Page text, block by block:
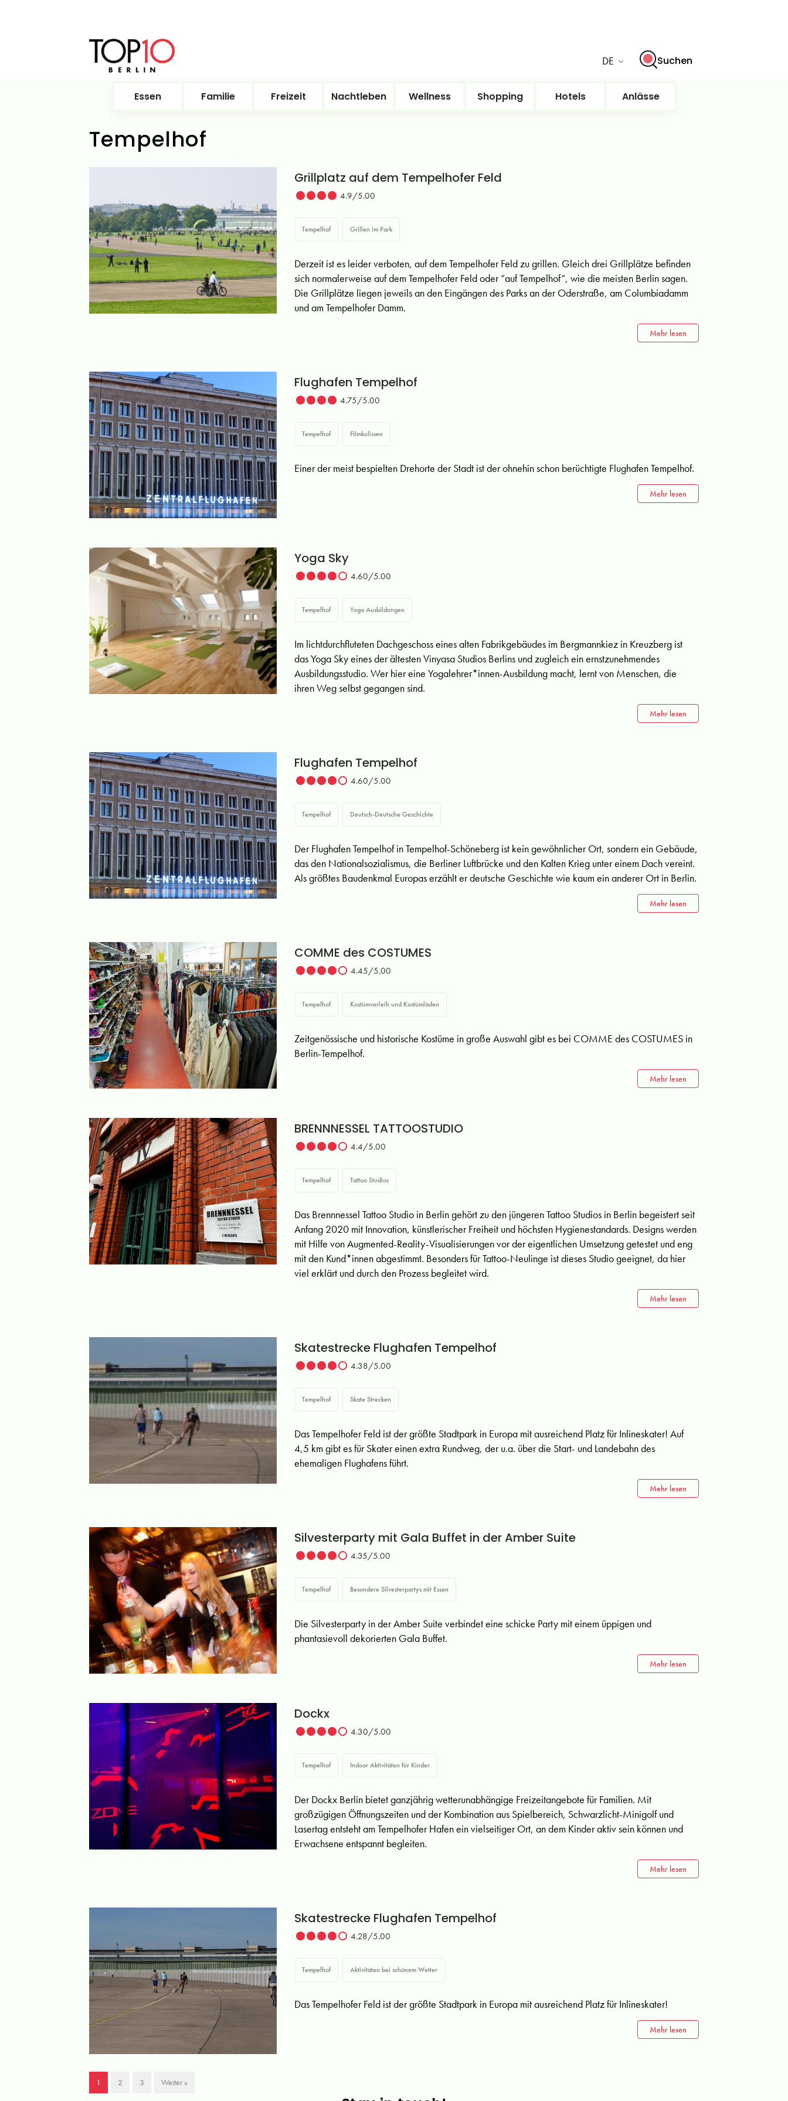
DE Suchen
Essen Familie Freizeit Nachtleben Wellness Shopping Hotels Anlässe
Tempelhof
Grillplatz auf dem Tempelhofer Feld
4.9/5.00
Tempelhof Grillen im Park
Derzeit ist es leider verboten, auf dem Tempelhofer Feld zu grillen. Gleich drei Grillplätze befinden
sich normalerweise auf dem Tempelhofer Feld oder ”auf Tempelhof”, wie die meisten Berlin sagen.
Die Grillplätze liegen jeweils an den Eingängen des Parks an der Oderstraße, am Columbiadamm
und am Tempelhofer Damm.
Mehr lesen
Flughafen Tempelhof
4.75/5.00
Tempelhof Filmkulissen
Einer der meist bespielten Drehorte der Stadt ist der ohnehin schon berüchtigte Flughafen Tempelhof.
Mehr lesen
Yoga Sky
4.60/5.00
Tempelhof Yoga Ausbildungen
Im lichtdurchfluteten Dachgeschoss eines alten Fabrikgebäudes im Bergmannkiez in Kreuzberg ist
das Yoga Sky eines der ältesten Vinyasa Studios Berlins und zugleich ein ernstzunehmendes
Ausbildungsstudio. Wer hier eine Yogalehrer*innen-Ausbildung macht, lernt von Menschen, die
ihren Weg selbst gegangen sind.
Mehr lesen
Flughafen Tempelhof
4.60/5.00
Tempelhof Deutsch-Deutsche Geschichte
Der Flughafen Tempelhof in Tempelhof-Schöneberg ist kein gewöhnlicher Ort, sondern ein Gebäude,
das den Nationalsozialismus, die Berliner Luftbrücke und den Kalten Krieg unter einem Dach vereint.
Als größtes Baudenkmal Europas erzählt er deutsche Geschichte wie kaum ein anderer Ort in Berlin.
Mehr lesen
COMME des COSTUMES
4.45/5.00
Tempelhof Kostümverleih und Kostümläden
Zeitgenössische und historische Kostüme in große Auswahl gibt es bei COMME des COSTUMES in
Berlin-Tempelhof.
Mehr lesen
BRENNNESSEL TATTOOSTUDIO
4.4/5.00
Tempelhof Tattoo Studios
Das Brennnessel Tattoo Studio in Berlin gehört zu den jüngeren Tattoo Studios in Berlin begeistert seit
Anfang 2020 mit Innovation, künstlerischer Freiheit und höchsten Hygienestandards. Designs werden
mit Hilfe von Augmented-Reality-Visualisierungen vor der eigentlichen Umsetzung getestet und eng
mit den Kund*innen abgestimmt. Besonders für Tattoo-Neulinge ist dieses Studio geeignet, da hier
viel erklärt und durch den Prozess begleitet wird.
Mehr lesen
Skatestrecke Flughafen Tempelhof
4.38/5.00
Tempelhof Skate Strecken
Das Tempelhofer Feld ist der größte Stadtpark in Europa mit ausreichend Platz für Inlineskater! Auf
4,5 km gibt es für Skater einen extra Rundweg, der u.a. über die Start- und Landebahn des
ehemaligen Flughafens führt.
Mehr lesen
Silvesterparty mit Gala Buffet in der Amber Suite
4.35/5.00
Tempelhof Besondere Silvesterpartys mit Essen
Die Silvesterparty in der Amber Suite verbindet eine schicke Party mit einem üppigen und
phantasievoll dekorierten Gala Buffet.
Mehr lesen
Dockx
4.30/5.00
Tempelhof Indoor Aktivitäten für Kinder
Der Dockx Berlin bietet ganzjährig wetterunabhängige Freizeitangebote für Familien. Mit
großzügigen Öffnungszeiten und der Kombination aus Spielbereich, Schwarzlicht-Minigolf und
Lasertag entsteht am Tempelhofer Hafen ein vielseitiger Ort, an dem Kinder aktiv sein können und
Erwachsene entspannt begleiten.
Mehr lesen
Skatestrecke Flughafen Tempelhof
4.28/5.00
Tempelhof Aktivitäten bei schönem Wetter
Das Tempelhofer Feld ist der größte Stadtpark in Europa mit ausreichend Platz für Inlineskater!
Mehr lesen
1 2 3 Weiter »